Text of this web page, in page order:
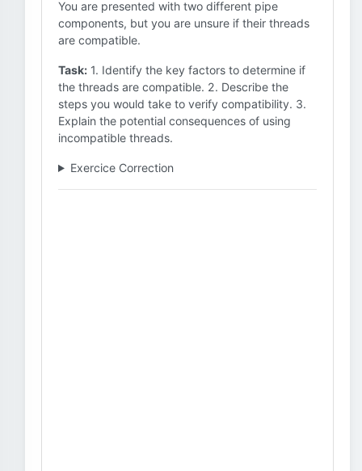
You are presented with two different pipe
components, but you are unsure if their threads
are compatible.
Task: 1. Identify the key factors to determine if
the threads are compatible. 2. Describe the
steps you would take to verify compatibility. 3.
Explain the potential consequences of using
incompatible threads.
Exercice Correction